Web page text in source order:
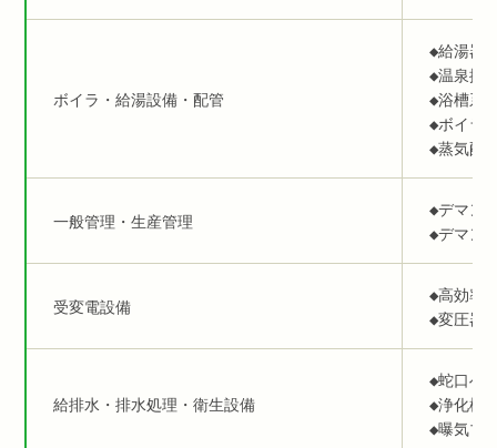
ボイラ・給湯設備・配管
◆給湯器
◆温泉排
◆浴槽系
◆ボイラ
◆蒸気配
一般管理・生産管理
◆デマン
◆デマン
受変電設備
◆高効率
◆変圧器
給排水・排水処理・衛生設備
◆蛇口へ
◆浄化槽
◆曝気ブ